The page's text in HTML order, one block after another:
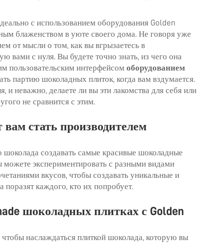
с использованием оборудования Golden
блаженством в уюте своего дома. Не говоря уже
от мысли о том, как вы вгрызаетесь в
вами с нуля. Вы будете точно знать, из чего она
пользовательским интерфейсом оборудованием
партию шоколадных плиток, когда вам вздумается.
неважно, делаете ли вы эти лакомства для себя или
не сравнится с этим.
вам стать производителем
создавать самые красивые шоколадные
можете экспериментировать с разными видами
вкусов, чтобы создавать уникальные и
каждого, кто их попробует.
шоколадных плитках с Golden
наслаждаться плиткой шоколада, которую вы